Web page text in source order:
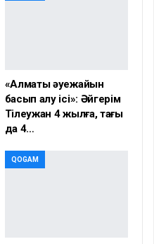
«Алматы әуежайын
басып алу ісі»: Әйгерім
Тілеужан 4 жылға, тағы
да 4…
QOGAM